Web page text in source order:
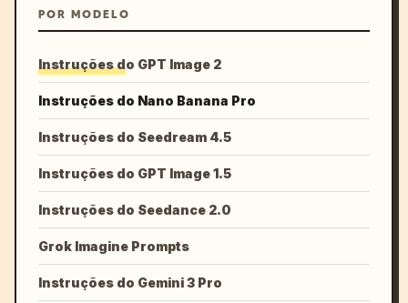
POR MODELO
Instruções do GPT Image 2
Instruções do Nano Banana Pro
Instruções do Seedream 4.5
Instruções do GPT Image 1.5
Instruções do Seedance 2.0
Grok Imagine Prompts
Instruções do Gemini 3 Pro